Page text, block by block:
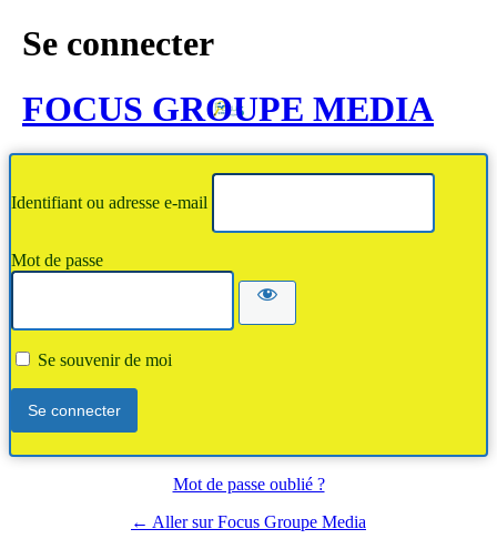
Se connecter
FOCUS GROUPE MEDIA
Identifiant ou adresse e-mail
Mot de passe
Se souvenir de moi
Mot de passe oublié ?
← Aller sur Focus Groupe Media